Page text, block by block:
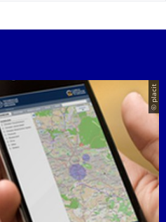
© placit